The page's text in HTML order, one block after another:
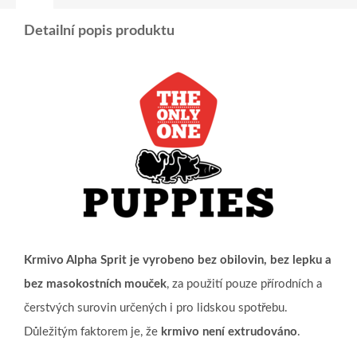
Detailní popis produktu
Krmivo Alpha Sprit je vyrobeno bez obilovin, bez lepku a
bez masokostních mouček, za použití pouze přírodních a
čerstvých surovin určených i pro lidskou spotřebu.
Důležitým faktorem je, že krmivo není extrudováno.